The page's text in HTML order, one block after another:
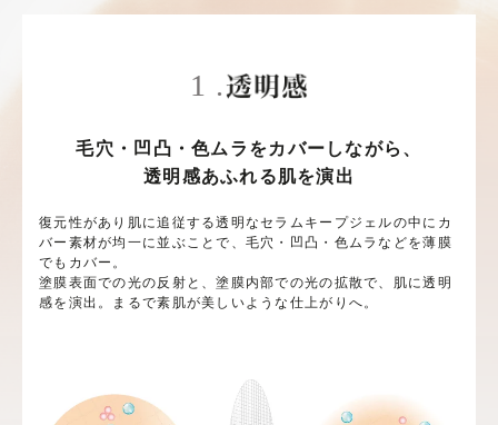
1 .
毛穴・凹凸・色ムラをカバーしながら、
透明感あふれる肌を演出
復元性があり肌に追従する透明なセラムキープジェルの中にカ
バー素材が均一に並ぶことで、毛穴・凹凸・色ムラなどを薄膜
でもカバー。
塗膜表面での光の反射と、塗膜内部での光の拡散で、肌に透明
感を演出。まるで素肌が美しいような仕上がりへ。